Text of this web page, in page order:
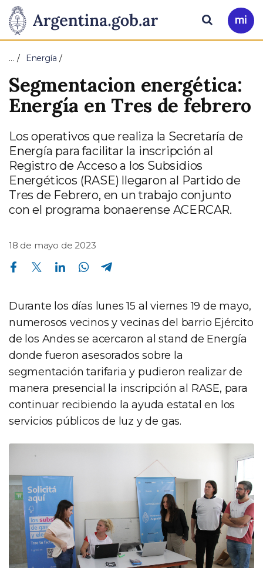
Presidencia
de
la
Nación
Pasar al contenido principal
Ir
a
Buscar
… Energía
Segmentacion energética:
Energía en Tres de febrero
Los operativos que realiza la Secretaría de
Energía para facilitar la inscripción al
Registro de Acceso a los Subsidios
Energéticos (RASE) llegaron al Partido de
Tres de Febrero, en un trabajo conjunto
con el programa bonaerense ACERCAR.
18 de mayo de 2023
Compartir en Facebook Compartir en Twitter Compartir en Linkedin Compartir en Whatsapp
Durante los días lunes 15 al viernes 19 de mayo,
numerosos vecinos y vecinas del barrio Ejército
de los Andes se acercaron al stand de Energía
donde fueron asesorados sobre la
segmentación tarifaria y pudieron realizar de
manera presencial la inscripción al RASE, para
continuar recibiendo la ayuda estatal en los
servicios públicos de luz y de gas.